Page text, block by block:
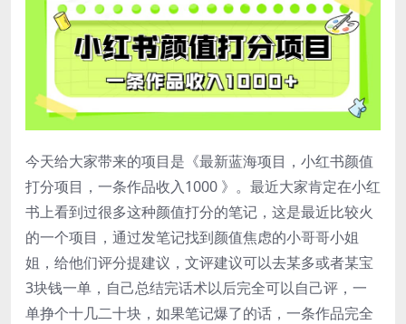
今天给大家带来的项目是《最新蓝海项目，小红书颜值
打分项目，一条作品收入1000 》。最近大家肯定在小红
书上看到过很多这种颜值打分的笔记，这是最近比较火
的一个项目，通过发笔记找到颜值焦虑的小哥哥小姐
姐，给他们评分提建议，文评建议可以去某多或者某宝
3块钱一单，自己总结完话术以后完全可以自己评，一
单挣个十几二十块，如果笔记爆了的话，一条作品完全